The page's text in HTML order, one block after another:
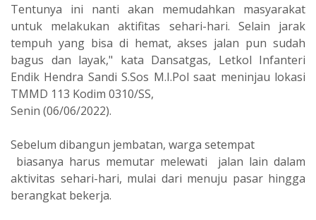
Tentunya ini nanti akan memudahkan masyarakat
untuk melakukan aktifitas sehari-hari. Selain jarak
tempuh yang bisa di hemat, akses jalan pun sudah
bagus dan layak," kata Dansatgas, Letkol Infanteri
Endik Hendra Sandi S.Sos M.I.Pol saat meninjau lokasi
TMMD 113 Kodim 0310/SS,
Senin (06/06/2022).
Sebelum dibangun jembatan, warga setempat
biasanya harus memutar melewati jalan lain dalam
aktivitas sehari-hari, mulai dari menuju pasar hingga
berangkat bekerja.